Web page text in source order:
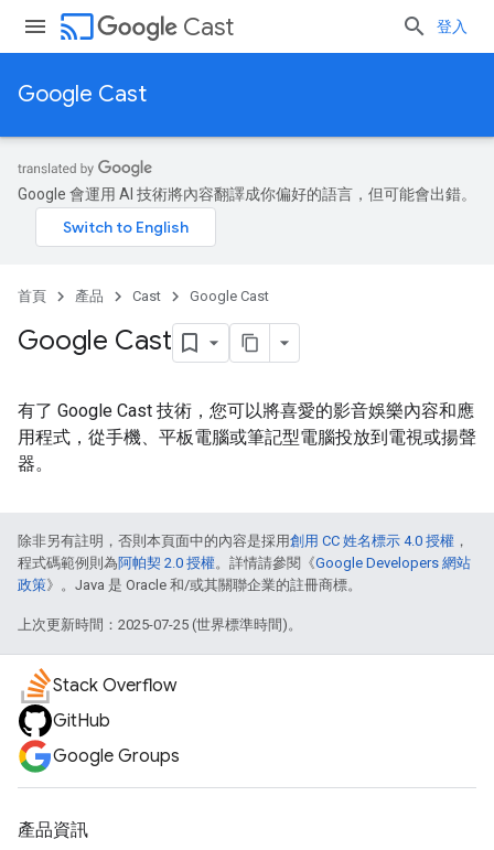
cast Cast 登入
Google Cast
Google 會運用 AI 技術將內容翻譯成你偏好的語言，但可能會出錯。
首頁 產品 Cast Google Cast
Google Cast
有了 Google Cast 技術，您可以將喜愛的影音娛樂內容和應
用程式，從手機、平板電腦或筆記型電腦投放到電視或揚聲
器。
除非另有註明，否則本頁面中的內容是採用創用 CC 姓名標示 4.0 授權 ，
程式碼範例則為阿帕契 2.0 授權。詳情請參閱《Google Developers 網站
政策》。Java 是 Oracle 和/或其關聯企業的註冊商標。
上次更新時間：2025-07-25 (世界標準時間)。
Stack Overflow
GitHub
Google Groups
產品資訊